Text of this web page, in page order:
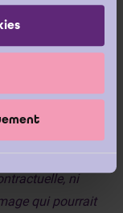
voulues et
ni
qui pourrait